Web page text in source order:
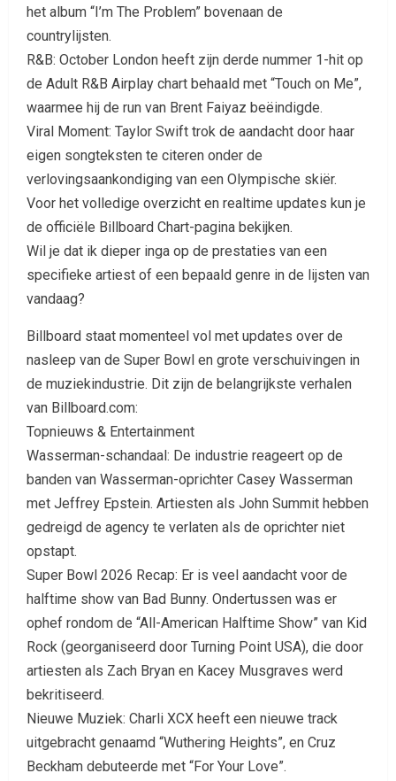
het album “I’m The Problem” bovenaan de
countrylijsten.
R&B: October London heeft zijn derde nummer 1-hit op
de Adult R&B Airplay chart behaald met “Touch on Me”,
waarmee hij de run van Brent Faiyaz beëindigde.
Viral Moment: Taylor Swift trok de aandacht door haar
eigen songteksten te citeren onder de
verlovingsaankondiging van een Olympische skiër.
Voor het volledige overzicht en realtime updates kun je
de officiële Billboard Chart-pagina bekijken.
Wil je dat ik dieper inga op de prestaties van een
specifieke artiest of een bepaald genre in de lijsten van
vandaag?
Billboard staat momenteel vol met updates over de
nasleep van de Super Bowl en grote verschuivingen in
de muziekindustrie. Dit zijn de belangrijkste verhalen
van Billboard.com:
Topnieuws & Entertainment
Wasserman-schandaal: De industrie reageert op de
banden van Wasserman-oprichter Casey Wasserman
met Jeffrey Epstein. Artiesten als John Summit hebben
gedreigd de agency te verlaten als de oprichter niet
opstapt.
Super Bowl 2026 Recap: Er is veel aandacht voor de
halftime show van Bad Bunny. Ondertussen was er
ophef rondom de “All-American Halftime Show” van Kid
Rock (georganiseerd door Turning Point USA), die door
artiesten als Zach Bryan en Kacey Musgraves werd
bekritiseerd.
Nieuwe Muziek: Charli XCX heeft een nieuwe track
uitgebracht genaamd “Wuthering Heights”, en Cruz
Beckham debuteerde met “For Your Love”.